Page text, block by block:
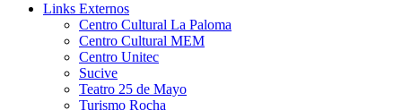
Links Externos
Centro Cultural La Paloma
Centro Cultural MEM
Centro Unitec
Sucive
Teatro 25 de Mayo
Turismo Rocha